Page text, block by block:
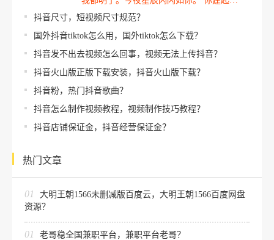
抖音尺寸，短视频尺寸规范？
国外抖音tiktok怎么用，国外tiktok怎么下载？
抖音发不出去视频怎么回事，视频无法上传抖音？
抖音火山版正版下载安装，抖音火山版下载？
抖音粉，热门抖音歌曲？
抖音怎么制作视频教程，视频制作技巧教程？
抖音店铺保证金，抖音经营保证金？
热门文章
01
大明王朝1566未删减版百度云，大明王朝1566百度网盘
资源？
01 老哥稳全国兼职平台，兼职平台老哥？